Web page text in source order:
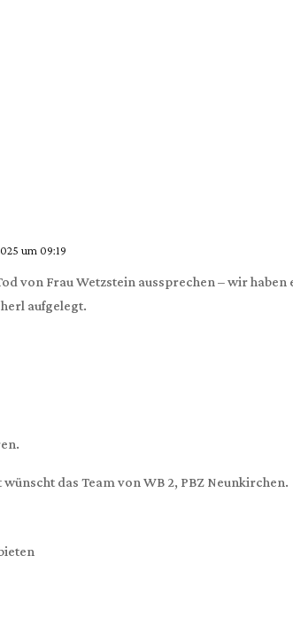
um 09:19
von Frau Wetzstein aussprechen – wir haben
aufgelegt.
das Team von WB 2, PBZ Neunkirchen.